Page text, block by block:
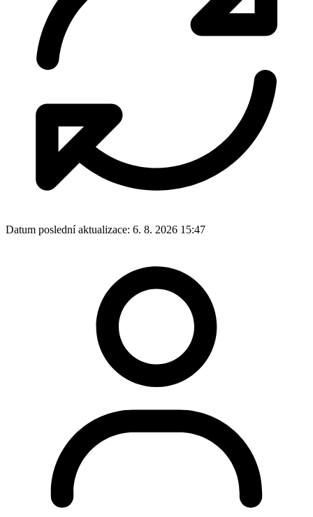
Datum poslední aktualizace: 6. 8. 2026 15:47